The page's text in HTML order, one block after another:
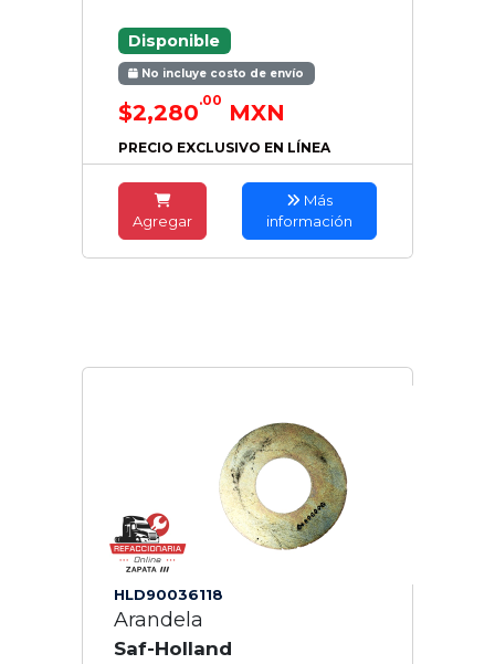
Disponible
No incluye costo de envío
$2,280.00 MXN
PRECIO EXCLUSIVO EN LÍNEA
Agregar
Más
información
HLD90036118
Arandela
Saf-Holland